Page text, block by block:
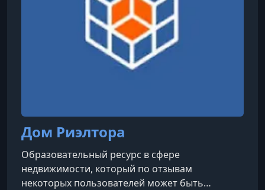
Дом Риэлтора
Образовательный ресурс в сфере
недвижимости, который по отзывам
некоторых пользователей может быть